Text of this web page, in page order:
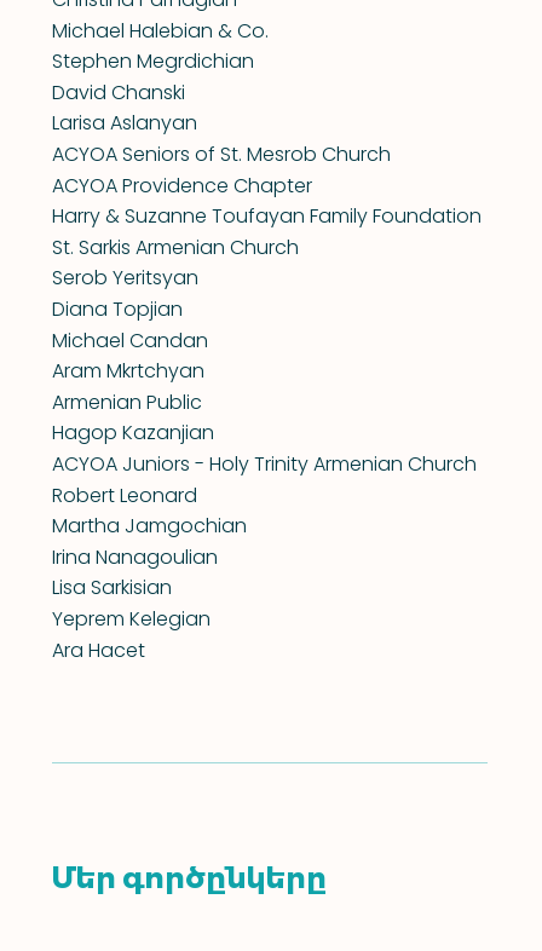
Michael Halebian & Co.
Stephen Megrdichian
David Chanski
Larisa Aslanyan
ACYOA Seniors of St. Mesrob Church
ACYOA Providence Chapter
Harry & Suzanne Toufayan Family Foundation
St. Sarkis Armenian Church
Serob Yeritsyan
Diana Topjian
Michael Candan
Aram Mkrtchyan
Armenian Public
Hagop Kazanjian
ACYOA Juniors - Holy Trinity Armenian Church
Robert Leonard
Martha Jamgochian
Irina Nanagoulian
Lisa Sarkisian
Yeprem Kelegian
Ara Hacet
Մեր գործընկերը